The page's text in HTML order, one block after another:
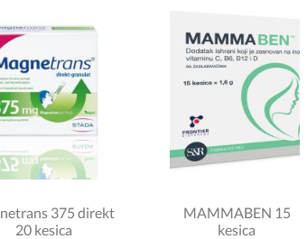
375 direkt
20 kesica
MAMMABEN 15
kesica